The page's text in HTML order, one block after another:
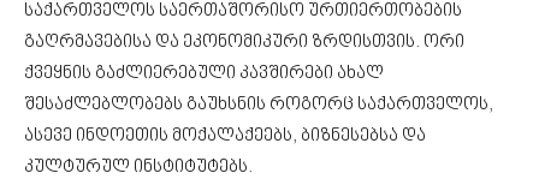
საქართველოს საერთაშორისო ურთიერთობების
გაღრმავებისა და ეკონომიკური ზრდისთვის. ორი
ქვეყნის გაძლიერებული კავშირები ახალ
შესაძლებლობებს გაუხსნის როგორც საქართველოს,
ასევე ინდოეთის მოქალაქეებს, ბიზნესებსა და
კულტურულ ინსტიტუტებს.